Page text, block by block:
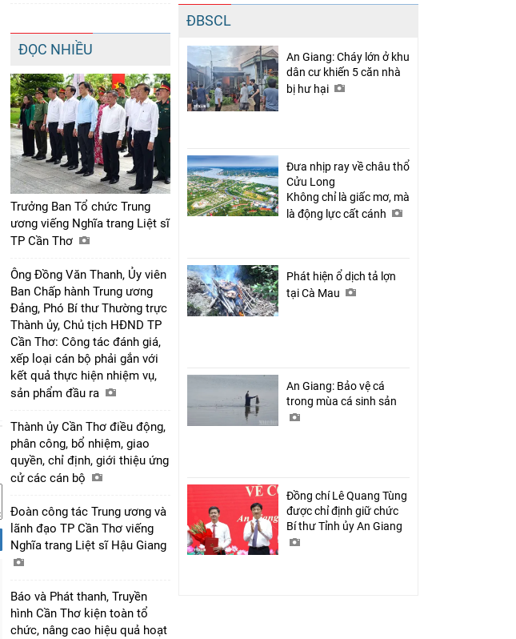
ĐỌC NHIỀU
Trưởng Ban Tổ chức Trung
ương viếng Nghĩa trang Liệt sĩ
TP Cần Thơ
Ông Đồng Văn Thanh, Ủy viên
Ban Chấp hành Trung ương
Đảng, Phó Bí thư Thường trực
Thành ủy, Chủ tịch HĐND TP
Cần Thơ: Công tác đánh giá,
xếp loại cán bộ phải gắn với
kết quả thực hiện nhiệm vụ,
sản phẩm đầu ra
Thành ủy Cần Thơ điều động,
phân công, bổ nhiệm, giao
quyền, chỉ định, giới thiệu ứng
cử các cán bộ
Đoàn công tác Trung ương và
lãnh đạo TP Cần Thơ viếng
Nghĩa trang Liệt sĩ Hậu Giang
Báo và Phát thanh, Truyền
hình Cần Thơ kiện toàn tổ
chức, nâng cao hiệu quả hoạt
ĐBSCL
An Giang: Cháy lớn ở khu
dân cư khiến 5 căn nhà
bị hư hại
Đưa nhịp ray về châu thổ
Cửu Long
Không chỉ là giấc mơ, mà
là động lực cất cánh
Phát hiện ổ dịch tả lợn
tại Cà Mau
An Giang: Bảo vệ cá
trong mùa cá sinh sản
Đồng chí Lê Quang Tùng
được chỉ định giữ chức
Bí thư Tỉnh ủy An Giang